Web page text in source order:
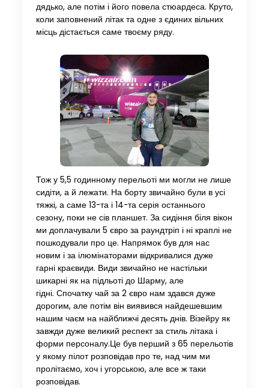
дядько, але потім і його повела стюардеса. Круто,
коли заповнений літак та одне з єдиних вільних
місць дістається саме твоєму ряду.
Тож у 5,5 годинному перельоті ми могли не лише
сидіти, а й лежати. На борту звичайно були в усі
тяжкі, а саме 13-та і 14-та серія останнього
сезону, поки не сів планшет. За сидіння біля вікон
ми доплачували 5 євро за раундтріп і ні краплі не
пошкодували про це. Напрямок був для нас
новим і за ілюмінаторами відкривалися дуже
гарні краєвиди. Види звичайно не настільки
шикарні як на підльоті до Шарму, але
гідні. Спочатку чай за 2 євро нам здався дуже
дорогим, але потім він виявився найдешевшим
нашим чаєм на найближчі десять днів. Візейру як
завжди дуже великий респект за стиль літака і
форми персоналу.Це був перший з 65 перельотів
у якому пілот розповідав про те, над чим ми
пролітаємо, хоч і угорською, але все ж таки
розповідав.